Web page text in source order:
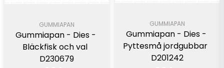
GUMMIAPAN
Gummiapan - Dies -
Bläckfisk och val
D230679
GUMMIAPAN
Gummiapan - Dies -
Pyttesmå jordgubbar
D201242